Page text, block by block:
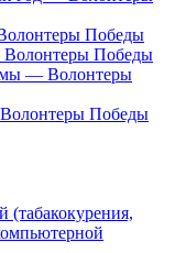
Победы
Волонтеры Победы
— Волонтеры
Победы
(табакокурения,